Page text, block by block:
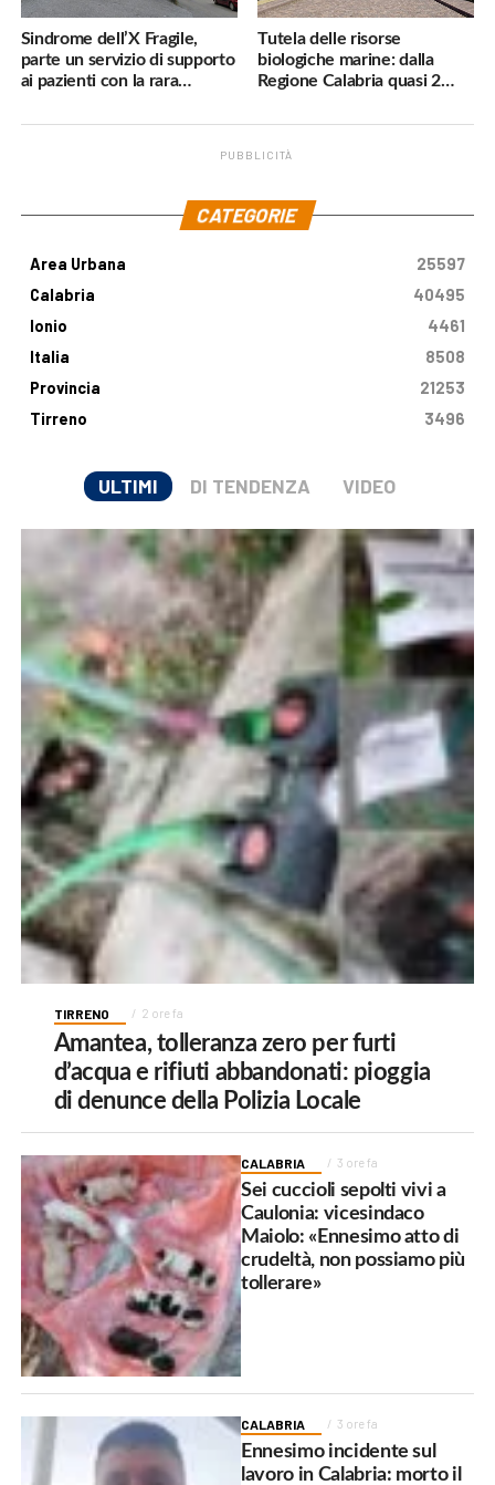
Sindrome dell’X Fragile,
parte un servizio di supporto
ai pazienti con la rara
Tutela delle risorse
biologiche marine: dalla
Regione Calabria quasi 2
PUBBLICITÀ
CATEGORIE
Area Urbana
25597
Calabria
40495
Ionio
4461
Italia
8508
Provincia
21253
Tirreno
3496
ULTIMI DI TENDENZA VIDEO
TIRRENO 2 ore fa
Amantea, tolleranza zero per furti
d’acqua e rifiuti abbandonati: pioggia
di denunce della Polizia Locale
CALABRIA 3 ore fa
Sei cuccioli sepolti vivi a
Caulonia: vicesindaco
Maiolo: «Ennesimo atto di
crudeltà, non possiamo più
tollerare»
CALABRIA 3 ore fa
Ennesimo incidente sul
lavoro in Calabria: morto il